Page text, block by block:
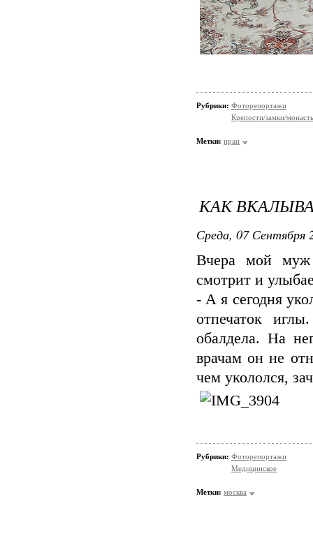
Рубрики: Фоторепортажи
Крепости/замки/
Метки: иран
КАК
Среда, 07 Сентября
Вчера мой муж
смотрит и
- А я сегодня
отпечаток
обалдела. На
врачам он не
чем укололся,
Рубрики: Фоторепортажи
Медицинское
Метки: москва